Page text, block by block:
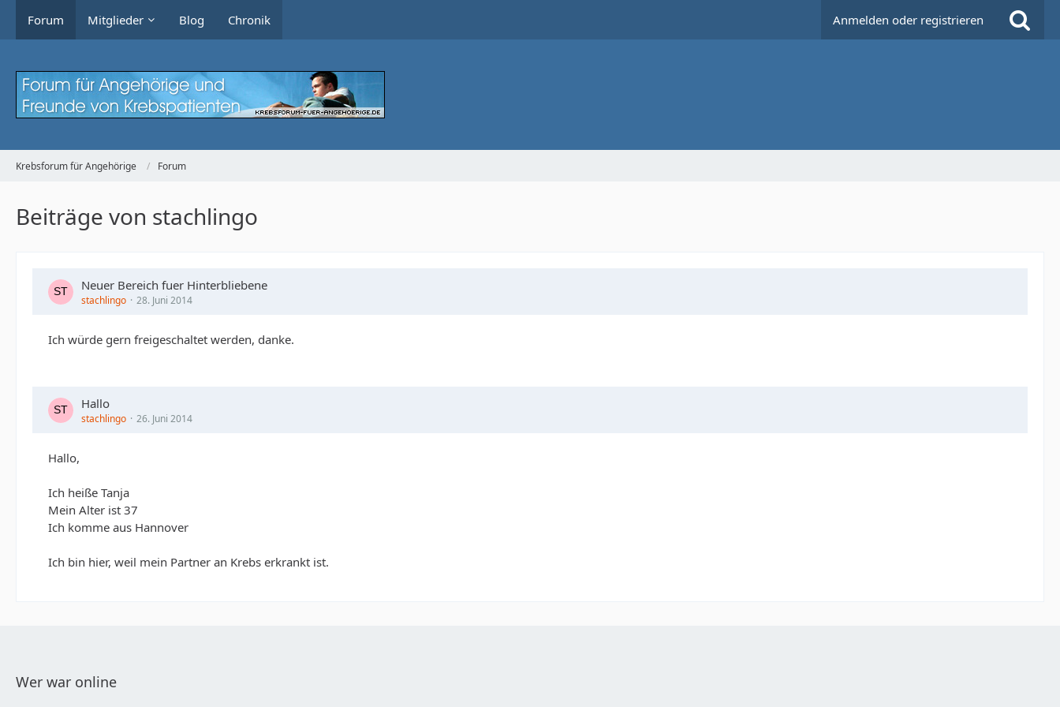
Forum Mitglieder Blog Chronik Anmelden oder registrieren
Krebsforum für Angehörige Forum
Beiträge von stachlingo
Neuer Bereich fuer Hinterbliebene
stachlingo 28. Juni 2014
Ich würde gern freigeschaltet werden, danke.
Hallo
stachlingo 26. Juni 2014
Hallo,
Ich heiße Tanja
Mein Alter ist 37
Ich komme aus Hannover
Ich bin hier, weil mein Partner an Krebs erkrankt ist.
Wer war online